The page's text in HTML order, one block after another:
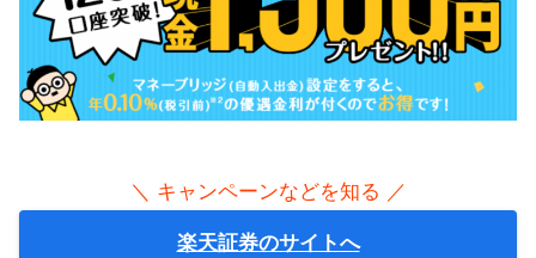
＼ キャンペーンなどを知る ／
楽天証券のサイトへ